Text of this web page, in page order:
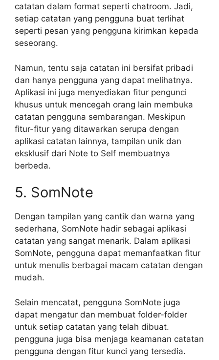
catatan dalam format seperti chatroom. Jadi,
setiap catatan yang pengguna buat terlihat
seperti pesan yang pengguna kirimkan kepada
seseorang.
Namun, tentu saja catatan ini bersifat pribadi
dan hanya pengguna yang dapat melihatnya.
Aplikasi ini juga menyediakan fitur pengunci
khusus untuk mencegah orang lain membuka
catatan pengguna sembarangan. Meskipun
fitur-fitur yang ditawarkan serupa dengan
aplikasi catatan lainnya, tampilan unik dan
eksklusif dari Note to Self membuatnya
berbeda.
5. SomNote
Dengan tampilan yang cantik dan warna yang
sederhana, SomNote hadir sebagai aplikasi
catatan yang sangat menarik. Dalam aplikasi
SomNote, pengguna dapat memanfaatkan fitur
untuk menulis berbagai macam catatan dengan
mudah.
Selain mencatat, pengguna SomNote juga
dapat mengatur dan membuat folder-folder
untuk setiap catatan yang telah dibuat.
pengguna juga bisa menjaga keamanan catatan
pengguna dengan fitur kunci yang tersedia.